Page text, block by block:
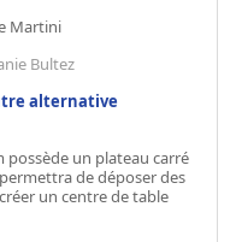
Bultez
alternative
possède un plateau carré
de déposer des
un centre de table